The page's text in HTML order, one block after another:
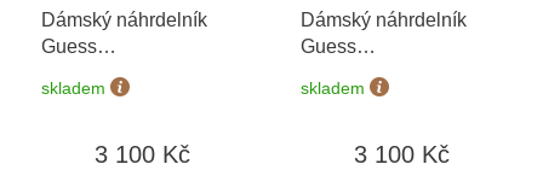
Dámský náhrdelník
Guess
JSBN04504JWYGT/U
skladem
3 100 Kč
Dámský náhrdelník
Guess
JSBN04508JWRHT/U
skladem
3 100 Kč